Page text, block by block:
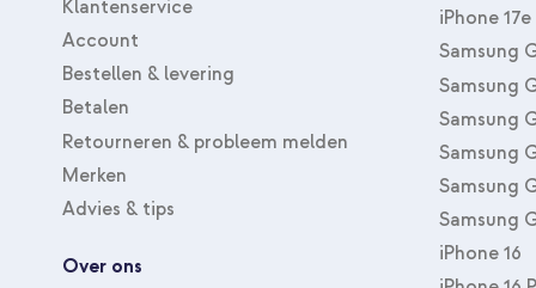
Klantenservice
Account
Bestellen & levering
Betalen
Retourneren & probleem melden
Merken
Advies & tips
Over ons
iPhone 17e
Samsung
Samsung
Samsung
Samsung
Samsung
Samsung
iPhone 16